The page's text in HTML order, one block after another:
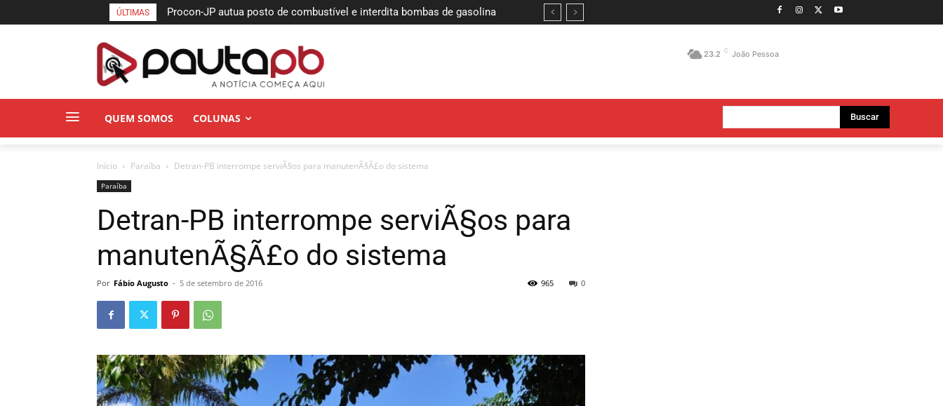
ÚLTIMAS
Procon-JP autua posto de combustível e interdita bombas de gasolina
23.2 C João Pessoa
QUEM SOMOS COLUNAS Buscar
Início Paraí­ba Detran-PB interrompe serviÃ§os para manutenÃ§Ã£o do sistema
Paraí­ba
Detran-PB interrompe serviÃ§os para
manutenÃ§Ã£o do sistema
Por Fábio Augusto - 5 de setembro de 2016 0
965